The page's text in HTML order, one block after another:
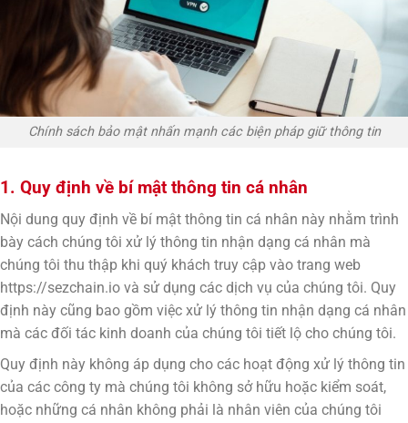
Chính sách bảo mật nhấn mạnh các biện pháp giữ thông tin
1. Quy định về bí mật thông tin cá nhân
Nội dung quy định về bí mật thông tin cá nhân này nhằm trình
bày cách chúng tôi xử lý thông tin nhận dạng cá nhân mà
chúng tôi thu thập khi quý khách truy cập vào trang web
https://sezchain.io và sử dụng các dịch vụ của chúng tôi. Quy
định này cũng bao gồm việc xử lý thông tin nhận dạng cá nhân
mà các đối tác kinh doanh của chúng tôi tiết lộ cho chúng tôi.
Quy định này không áp dụng cho các hoạt động xử lý thông tin
của các công ty mà chúng tôi không sở hữu hoặc kiểm soát,
hoặc những cá nhân không phải là nhân viên của chúng tôi